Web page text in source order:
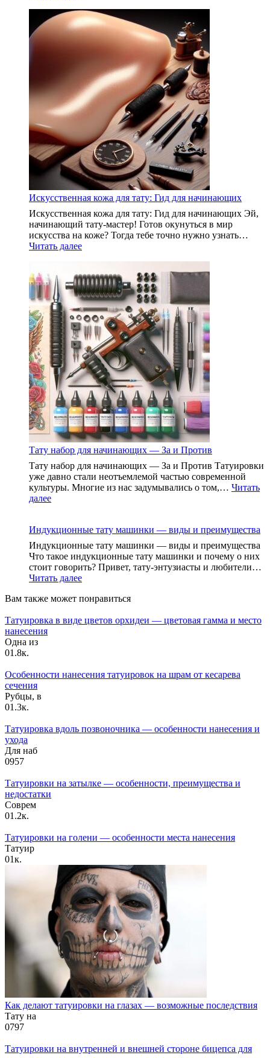
и
профессионалов
в
стиле
реализм:
Искусство,
Кожей
Искусственная кожа для тату: Гид для начинающих
Искусственная кожа для тату: Гид для начинающих Эй,
начинающий тату-мастер! Готов окунуться в мир
искусства на коже? Тогда тебе точно нужно узнать…
Читать далее:
для
тату:
Гид
для
начинающих
Тату набор для начинающих — За и Против
Тату набор для начинающих — За и Против Татуировки
уже давно стали неотъемлемой частью современной
культуры. Многие из нас задумывались о том,… Читать
далее:
для
начинающих
—
За
и
Против
Индукционные тату машинки — виды и преимущества
Индукционные тату машинки — виды и преимущества
Что такое индукционные тату машинки и почему о них
стоит говорить? Привет, тату-энтузиасты и любители…
Читать далее:
тату
—
Вам также может понравиться
Татуировка в виде цветов орхидеи — цветовая гамма и место
нанесения
Одна из
01.8к.
Особенности нанесения татуировок на шрам от кесарева
сечения
Рубцы, в
01.3к.
Татуировка вдоль позвоночника — особенности нанесения и
ухода
Для наб
0957
Татуировки на затылке — особенности, преимущества и
недостатки
Соврем
01.2к.
Татуировки на голени — особенности места нанесения
Татуир
01к.
Как делают татуировки на глазах — возможные последствия
Тату на
0797
Татуировки на внутренней и внешней стороне бицепса для